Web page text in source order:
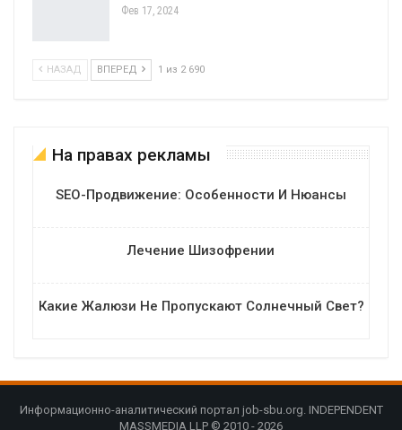
Фев 17, 2024
НАЗАД ВПЕРЕД 1 из 2 690
На правах рекламы
SEO-Продвижение: Особенности И Нюансы
Лечение Шизофрении
Какие Жалюзи Не Пропускают Солнечный Свет?
Информационно-аналитический портал job-sbu.org. INDEPENDENT
MASSMEDIA LLP © 2010 - 2026